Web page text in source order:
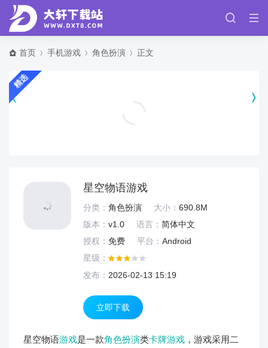
首页 手机游戏 角色扮演 正文
精选
星空物语游戏
分类： 角色扮演 大小： 690.8M
版本： v1.0 语言： 简体中文
授权： 免费 平台： Android
星级：
发布： 2026-02-13 15:19
立即下载
星空物语游戏是一款角色扮演类卡牌游戏 ，游戏采用二